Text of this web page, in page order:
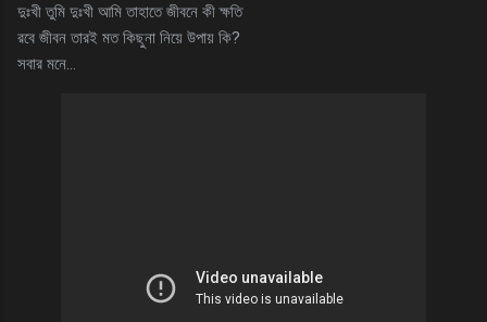
দুঃখী তুমি দুঃখী আমি তাহাতে জীবনে কী ক্ষতি
রবে জীবন তারই মত কিছুনা নিয়ে উপায় কি?
সবার মনে…